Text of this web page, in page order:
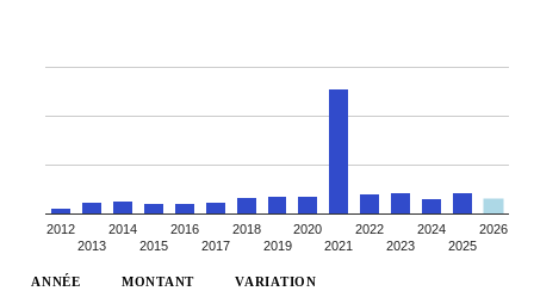
2012
2013
2014
2015
2016
2017
2018
2019
2020
2021
2022
2023
2024
2025
2026
ANNÉE MONTANT VARIATION